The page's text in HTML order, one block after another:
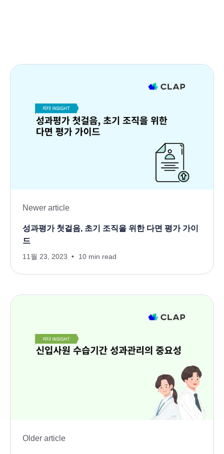
Newer article
성과평가 첫걸음, 초기 조직을 위한 다면 평가 가이
드
11월 23, 2023 10 min read
Older article